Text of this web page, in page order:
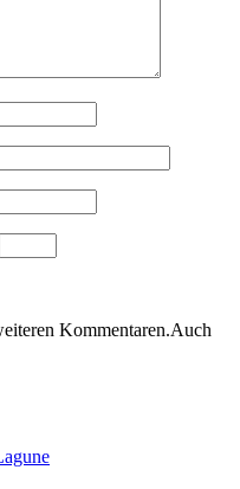
Kommentaren.Auch